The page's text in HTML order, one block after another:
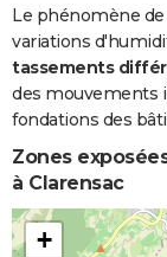
Le phénomène
variations
tassements
des mouvements
fondations des
Zones
à Clarensac
+